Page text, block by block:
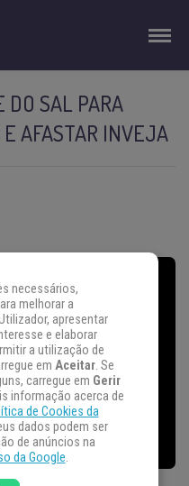
DO SAL PARA
AFASTAR INVEJA
necessários,
melhorar a
apresentar
e elaborar
a utilização de
em Aceitar. Se
carregue em Gerir
informação acerca de
de Cookies da
dados podem ser
de anúncios na
da Google.